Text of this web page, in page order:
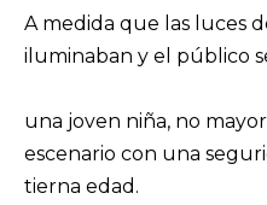
A medida que las luces
iluminaban y el público
una joven niña, no
escenario con una
tierna edad.